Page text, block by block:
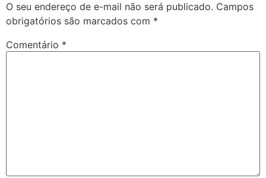
O seu endereço de e-mail não será publicado. Campos
obrigatórios são marcados com *
Comentário *